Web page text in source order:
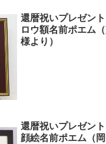
還暦祝いプレゼン
ロウ額名前ポエム
様より ）
還暦祝いプレゼン
顔絵名前ポエム（